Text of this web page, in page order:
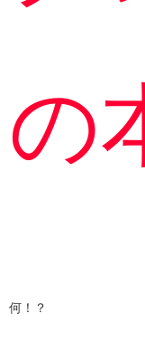
の
何！？